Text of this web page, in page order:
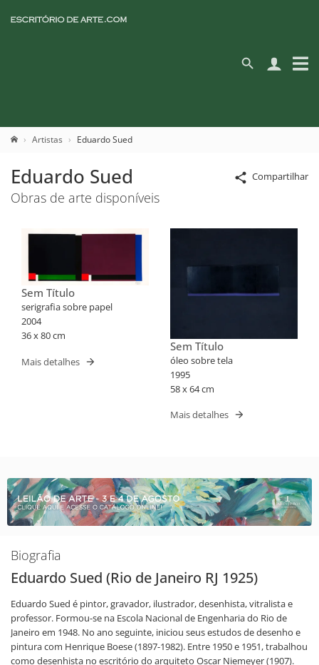
Artistas Eduardo Sued
Compartilhar
Eduardo Sued
Obras de arte disponíveis
Sem Título
serigrafia sobre papel
2004
36 x 80 cm
Mais detalhes
Sem Título
óleo sobre tela
1995
58 x 64 cm
Mais detalhes
Biografia
Eduardo Sued (Rio de Janeiro RJ 1925)
Eduardo Sued é pintor, gravador, ilustrador, desenhista, vitralista e
professor. Formou-se na Escola Nacional de Engenharia do Rio de
Janeiro em 1948. No ano seguinte, iniciou seus estudos de desenho e
pintura com Henrique Boese (1897-1982). Entre 1950 e 1951, trabalhou
como desenhista no escritório do arquiteto Oscar Niemeyer (1907).